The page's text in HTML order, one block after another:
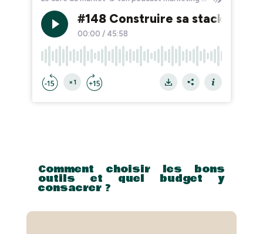
Comment choisir les bons
outils et quel budget y
consacrer ?